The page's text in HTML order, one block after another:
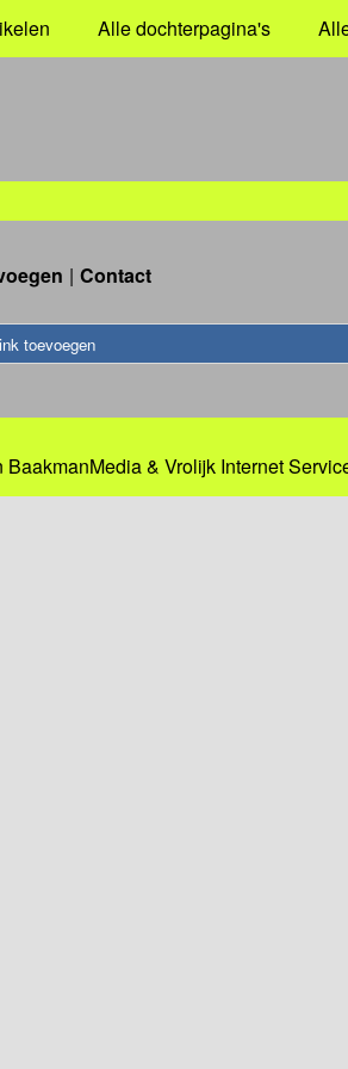
Alle dochterpagina's
Contact
toevoegen
BaakmanMedia& Vrolijk Internet